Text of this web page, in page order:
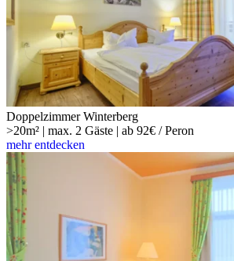
Doppelzimmer Winterberg
>20m² | max. 2 Gäste | ab 92€ / Peron
mehr entdecken